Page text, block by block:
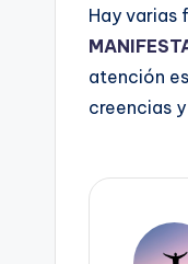
Hay varias
atención
creencias